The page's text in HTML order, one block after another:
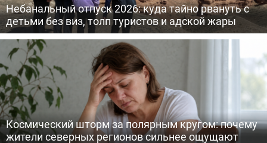
Небанальный отпуск 2026: куда тайно рвануть с
детьми без виз, толп туристов и адской жары
Космический шторм за полярным кругом: почему
жители северных регионов сильнее ощущают